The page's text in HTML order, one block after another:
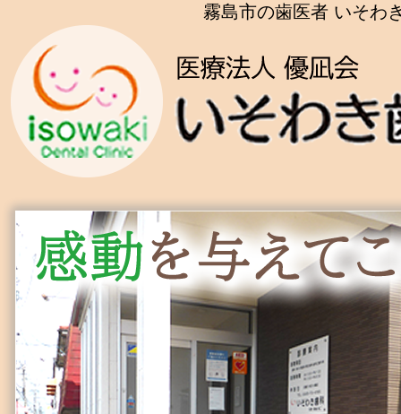
霧島市の歯医者 いそわ